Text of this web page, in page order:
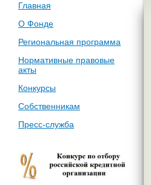
Главная
О Фонде
Региональная программа
Нормативные правовые
акты
Конкурсы
Собственникам
Пресс-служба